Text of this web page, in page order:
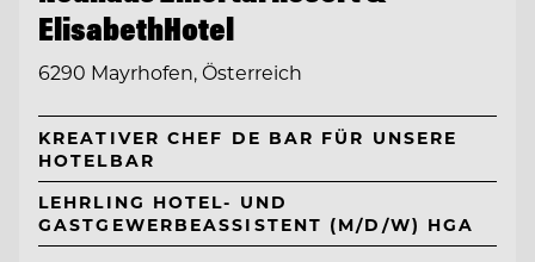
ElisabethHotel
6290 Mayrhofen, Österreich
KREATIVER CHEF DE BAR FÜR UNSERE
HOTELBAR
LEHRLING HOTEL- UND
GASTGEWERBEASSISTENT (M/D/W) HGA